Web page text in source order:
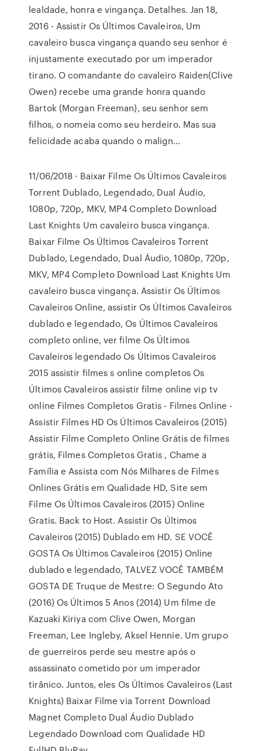
lealdade, honra e vingança. Detalhes. Jan 18,
2016 - Assistir Os Últimos Cavaleiros, Um
cavaleiro busca vingança quando seu senhor é
injustamente executado por um imperador
tirano. O comandante do cavaleiro Raiden(Clive
Owen) recebe uma grande honra quando
Bartok (Morgan Freeman), seu senhor sem
filhos, o nomeia como seu herdeiro. Mas sua
felicidade acaba quando o malign…
11/06/2018 · Baixar Filme Os Últimos Cavaleiros
Torrent Dublado, Legendado, Dual Áudio,
1080p, 720p, MKV, MP4 Completo Download
Last Knights Um cavaleiro busca vingança.
Baixar Filme Os Últimos Cavaleiros Torrent
Dublado, Legendado, Dual Áudio, 1080p, 720p,
MKV, MP4 Completo Download Last Knights Um
cavaleiro busca vingança. Assistir Os Últimos
Cavaleiros Online, assistir Os Últimos Cavaleiros
dublado e legendado, Os Últimos Cavaleiros
completo online, ver filme Os Últimos
Cavaleiros legendado Os Últimos Cavaleiros
2015 assistir filmes s online completos Os
Últimos Cavaleiros assistir filme online vip tv
online Filmes Completos Gratis - Filmes Online -
Assistir Filmes HD Os Últimos Cavaleiros (2015)
Assistir Filme Completo Online Grátis de filmes
grátis, Filmes Completos Gratis , Chame a
Família e Assista com Nós Milhares de Filmes
Onlines Grátis em Qualidade HD, Site sem
Filme Os Últimos Cavaleiros (2015) Online
Gratis. Back to Host. Assistir Os Últimos
Cavaleiros (2015) Dublado em HD. SE VOCÊ
GOSTA Os Últimos Cavaleiros (2015) Online
dublado e legendado, TALVEZ VOCÊ TAMBÉM
GOSTA DE Truque de Mestre: O Segundo Ato
(2016) Os Últimos 5 Anos (2014) Um filme de
Kazuaki Kiriya com Clive Owen, Morgan
Freeman, Lee Ingleby, Aksel Hennie. Um grupo
de guerreiros perde seu mestre após o
assassinato cometido por um imperador
tirânico. Juntos, eles Os Últimos Cavaleiros (Last
Knights) Baixar Filme via Torrent Download
Magnet Completo Dual Áudio Dublado
Legendado Download com Qualidade HD